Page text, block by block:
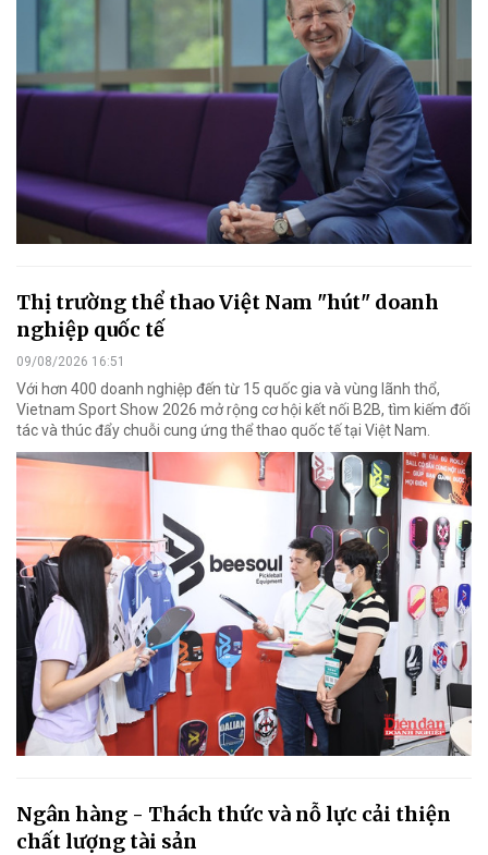
Thị trường thể thao Việt Nam "hút" doanh
nghiệp quốc tế
09/08/2026 16:51
Với hơn 400 doanh nghiệp đến từ 15 quốc gia và vùng lãnh thổ,
Vietnam Sport Show 2026 mở rộng cơ hội kết nối B2B, tìm kiếm đối
tác và thúc đẩy chuỗi cung ứng thể thao quốc tế tại Việt Nam.
Ngân hàng - Thách thức và nỗ lực cải thiện
chất lượng tài sản